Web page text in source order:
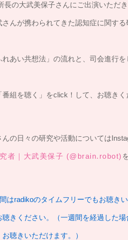
長の大武美保子さんにご出演いただ
んが携わられてきた認知症に関す
あい共想法」の流れと、司会進行
組を聴く」をclick！して、お聴きく
の日々の研究や活動については
者｜大武美保子 (@brain.robot)
はradikoのタイムフリーでもお聴き
聴きください。（一週間を経過した
聴きいただけます。）